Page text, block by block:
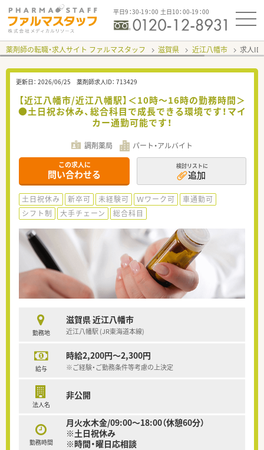
平日9：30-19：00 土日10：00-19：00
薬剤師の転職・求人サイト ファルマスタッフ 滋賀県 近江八幡市 求人ID
更新日： 2026/06/25 薬剤師求人ID： 713429
【近江八幡市/近江八幡駅】＜10時～16時の勤務時間＞
●土日祝お休み、総合科目で成長できる環境です！マイ
カー通勤可能です！
調剤薬局 パート・アルバイト
この求人に
問い合わせる
検討リストに
追加
土日祝休み 新卒可 未経験可 Ｗワーク可
車通勤可
シフト制
大手チェーン 総合科目
勤務地
滋賀県 近江八幡市
近江八幡駅 (JR東海道本線)
給与
時給2,200円～2,300円
※ご経験・ご勤務条件等考慮の上決定
法人名
非公開
勤務時間
月火水木金/09:00～18:00（休憩60分）
※土日祝休み
※時間・曜日応相談